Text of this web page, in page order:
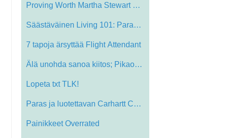
Proving Worth Martha Stewart aikana näi…
Säästäväinen Living 101: Paranna ost…
7 tapoja ärsyttää Flight Attendant
Älä unohda sanoa kiitos; Pikaopas Perf…
Lopeta txt TLK!
Paras ja luotettavan Carhartt Camouflage…
Painikkeet Overrated